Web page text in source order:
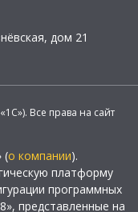
дом 21
Все права на сайт
(о компании).
платформу
программных
представленные на